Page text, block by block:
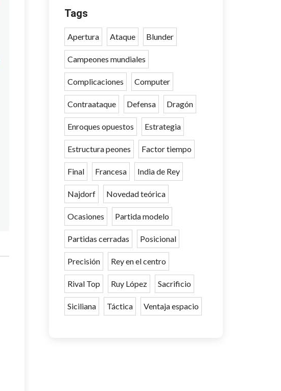
Tags
Apertura Ataque Blunder
Campeones mundiales
Complicaciones Computer
Contraataque Defensa Dragón
Enroques opuestos Estrategia
Estructura peones Factor tiempo
Final Francesa India de Rey
Najdorf Novedad teórica
Ocasiones Partida modelo
Partidas cerradas Posicional
Precisión Rey en el centro
Rival Top Ruy López Sacrificio
Siciliana Táctica Ventaja espacio